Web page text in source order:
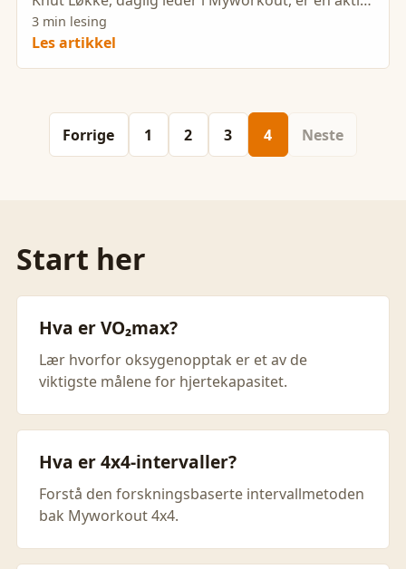
person.
3 min lesing
Les artikkel
Forrige 1 2 3 4 Neste
Start her
Hva er VO₂max?
Lær hvorfor oksygenopptak er et av de
viktigste målene for hjertekapasitet.
Hva er 4x4-intervaller?
Forstå den forskningsbaserte intervallmetoden
bak Myworkout 4x4.